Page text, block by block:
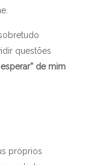
questões
de mim
próprios